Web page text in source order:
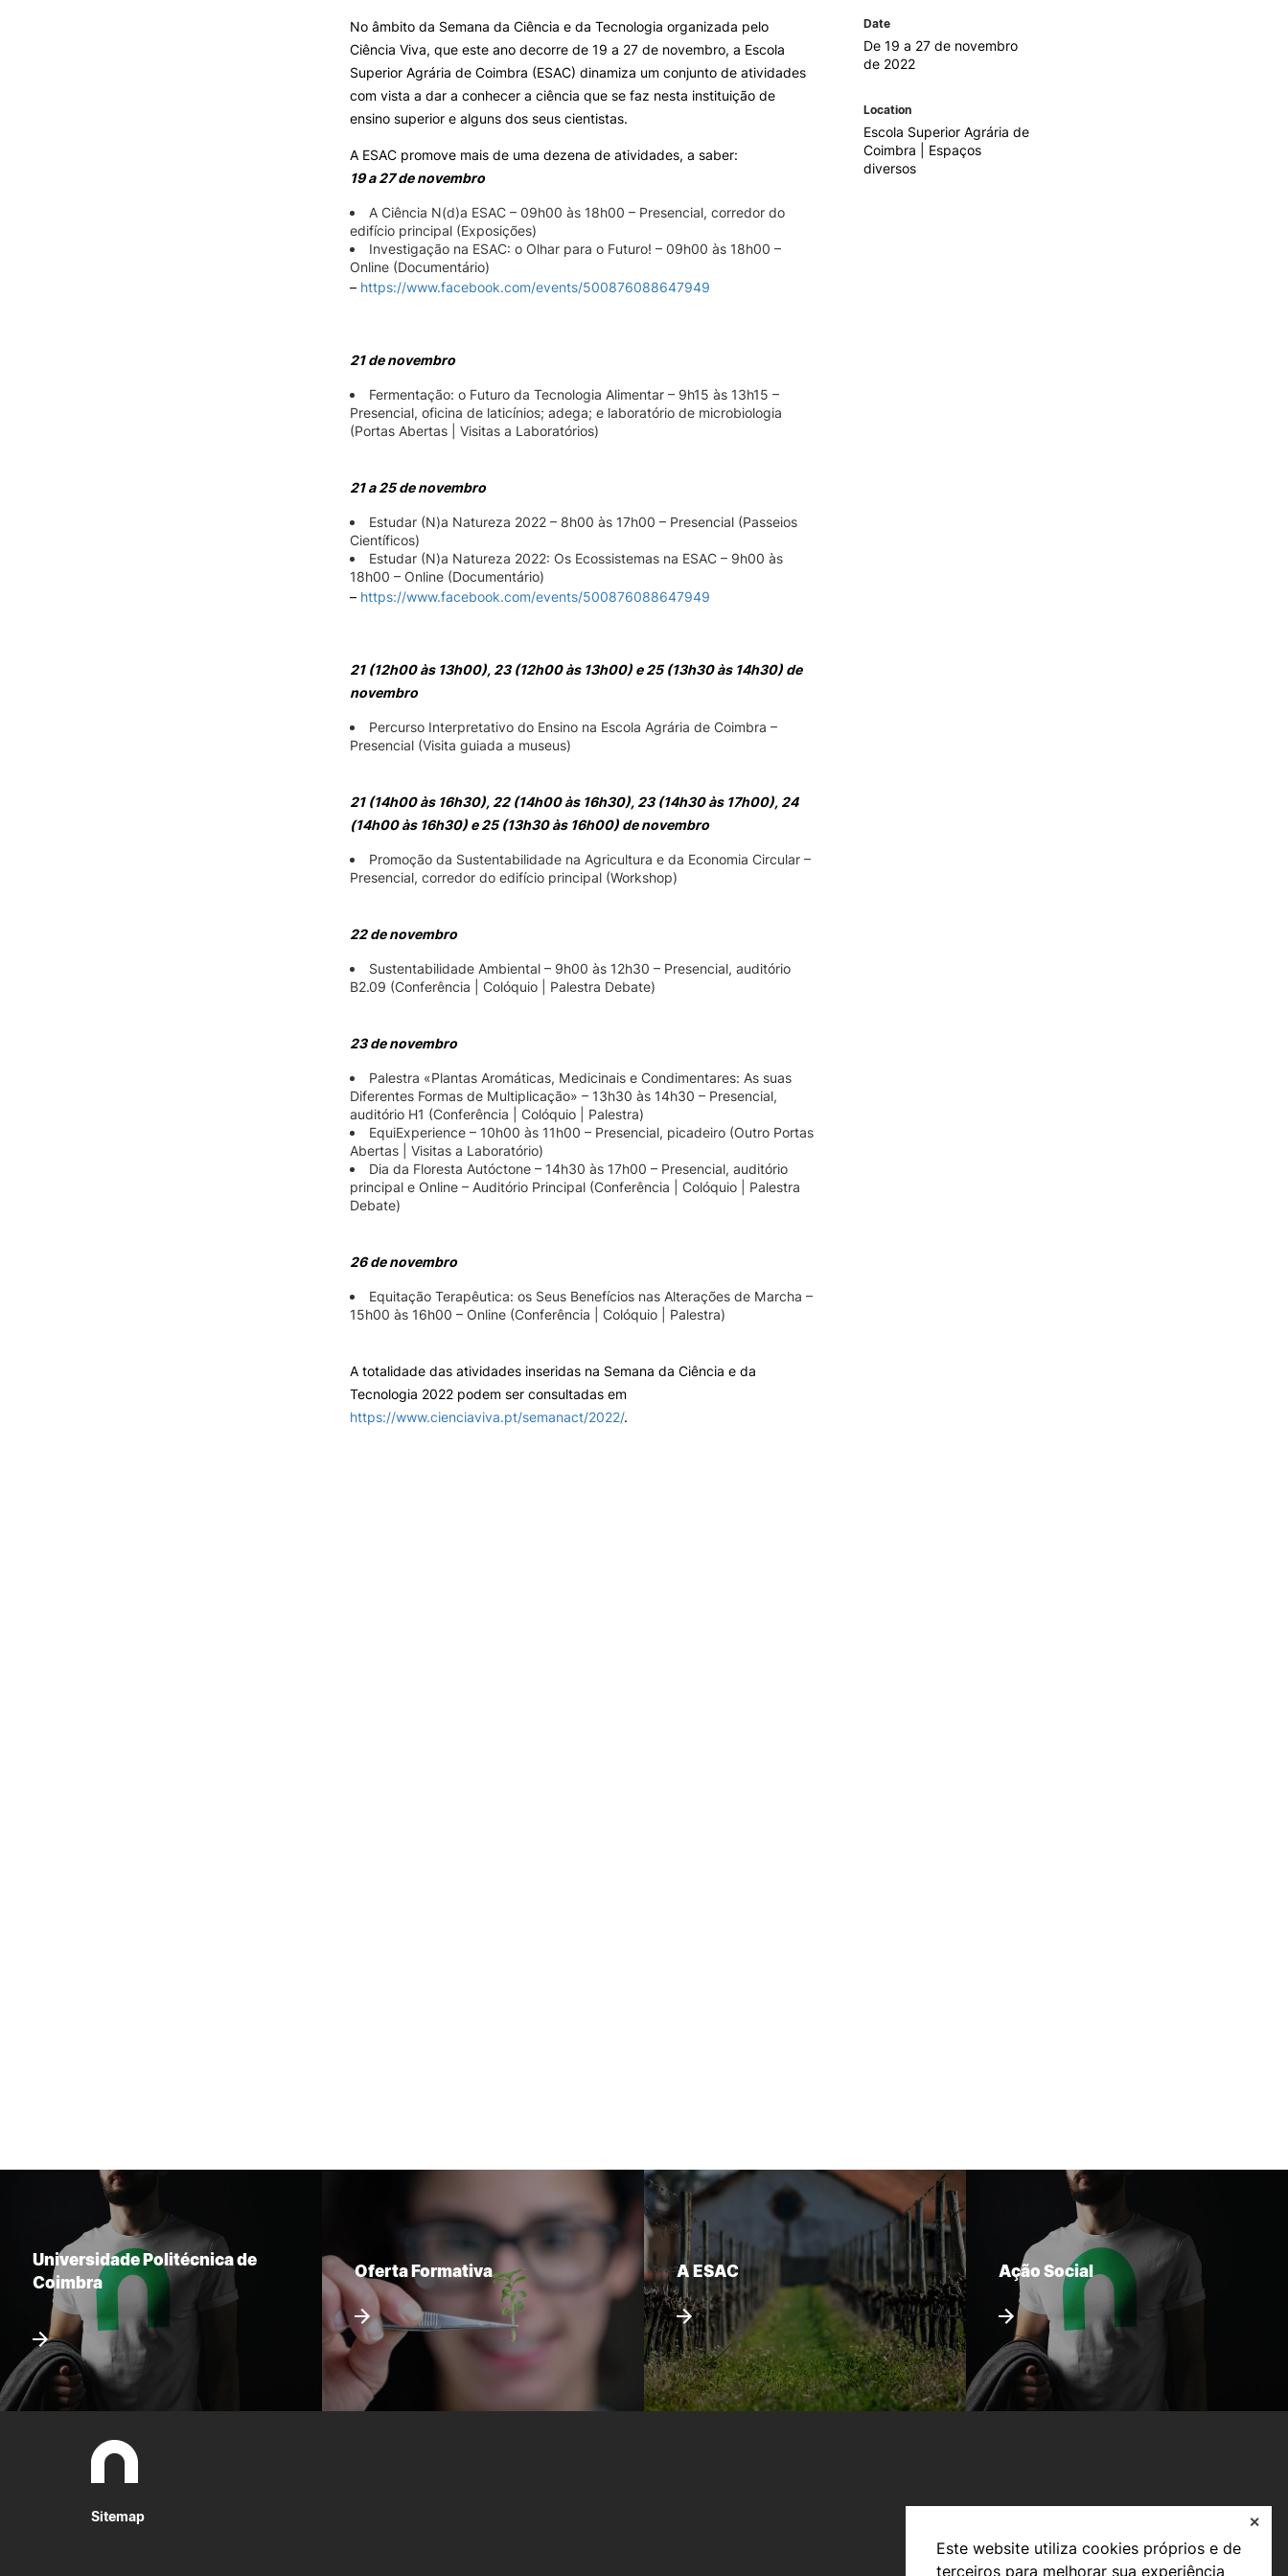
Este website utiliza cookies próprios e de
terceiros para melhorar sua experiência
✕
COMUNIDADE
Prestações de Serviço
Centro Hípico e Coudelaria
Exploração Pecuária
RELATIONS
Erasmus+
International Student
E INFORMAÇÕES ÚTEIS
Serviços de Ação Social
AEESAC
MUDANÇA DE PAR
INSTITUIÇÃO/CURSO
Search
No âmbito da Semana da Ciência e da Tecnologia organizada pelo
Ciência Viva, que este ano decorre de 19 a 27 de novembro, a Escola
Superior Agrária de Coimbra (ESAC) dinamiza um conjunto de atividades
com vista a dar a conhecer a ciência que se faz nesta instituição de
ensino superior e alguns dos seus cientistas.
A ESAC promove mais de uma dezena de atividades, a saber:
19 a 27 de novembro
A Ciência N(d)a ESAC – 09h00 às 18h00 – Presencial, corredor do
edifício principal (Exposições)
Investigação na ESAC: o Olhar para o Futuro! – 09h00 às 18h00 –
Online (Documentário)
– https://www.facebook.com/events/500876088647949
21 de novembro
Fermentação: o Futuro da Tecnologia Alimentar – 9h15 às 13h15 –
Presencial, oficina de laticínios; adega; e laboratório de microbiologia
(Portas Abertas | Visitas a Laboratórios)
21 a 25 de novembro
Estudar (N)a Natureza 2022 – 8h00 às 17h00 – Presencial (Passeios
Científicos)
Estudar (N)a Natureza 2022: Os Ecossistemas na ESAC – 9h00 às
18h00 – Online (Documentário)
– https://www.facebook.com/events/500876088647949
21 (12h00 às 13h00), 23 (12h00 às 13h00) e 25 (13h30 às 14h30) de
novembro
Percurso Interpretativo do Ensino na Escola Agrária de Coimbra –
Presencial (Visita guiada a museus)
21 (14h00 às 16h30), 22 (14h00 às 16h30), 23 (14h30 às 17h00), 24
(14h00 às 16h30) e 25 (13h30 às 16h00) de novembro
Promoção da Sustentabilidade na Agricultura e da Economia Circular –
Presencial, corredor do edifício principal (Workshop)
22 de novembro
Sustentabilidade Ambiental – 9h00 às 12h30 – Presencial, auditório
B2.09 (Conferência | Colóquio | Palestra Debate)
23 de novembro
Palestra «Plantas Aromáticas, Medicinais e Condimentares: As suas
Diferentes Formas de Multiplicação» – 13h30 às 14h30 – Presencial,
auditório H1 (Conferência | Colóquio | Palestra)
EquiExperience – 10h00 às 11h00 – Presencial, picadeiro (Outro Portas
Abertas | Visitas a Laboratório)
Dia da Floresta Autóctone – 14h30 às 17h00 – Presencial, auditório
principal e Online – Auditório Principal (Conferência | Colóquio | Palestra
Debate)
26 de novembro
Equitação Terapêutica: os Seus Benefícios nas Alterações de Marcha –
15h00 às 16h00 – Online (Conferência | Colóquio | Palestra)
A totalidade das atividades inseridas na Semana da Ciência e da
Tecnologia 2022 podem ser consultadas em
https://www.cienciaviva.pt/semanact/2022/.
Date
De 19 a 27 de novembro
de 2022
Location
Escola Superior Agrária de
Coimbra | Espaços
diversos
Universidade Politécnica de
Coimbra
Oferta Formativa A ESAC Ação Social
Sitemap